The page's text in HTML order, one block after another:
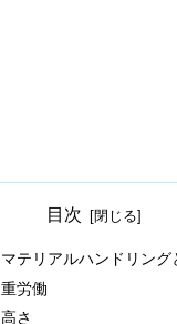
目次
マテリアルハンドリング
重労働
高さ